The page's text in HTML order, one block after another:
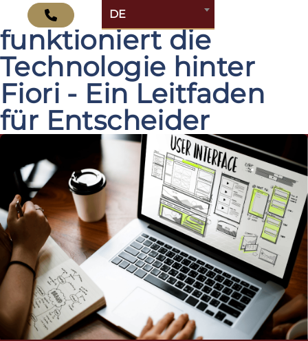
DE
SAP UI5 erklärt: So
funktioniert die
Technologie hinter
Fiori - Ein Leitfaden
für Entscheider